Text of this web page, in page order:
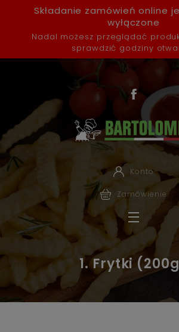
Składanie zamówień online
wyłączone
Nadal możesz przeglądać
sprawdzić godziny
Konto
Zamówienie
1. Frytki